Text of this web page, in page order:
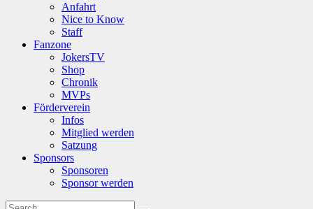
Anfahrt
Nice to Know
Staff
Fanzone
JokersTV
Shop
Chronik
MVPs
Förderverein
Infos
Mitglied werden
Satzung
Sponsors
Sponsoren
Sponsor werden